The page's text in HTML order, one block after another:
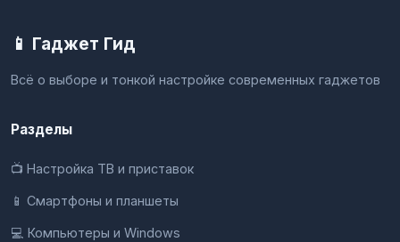
📱 Гаджет Гид
Всё о выборе и тонкой настройке современных гаджетов
Разделы
📺 Настройка ТВ и приставок
📱 Смартфоны и планшеты
💻 Компьютеры и Windows